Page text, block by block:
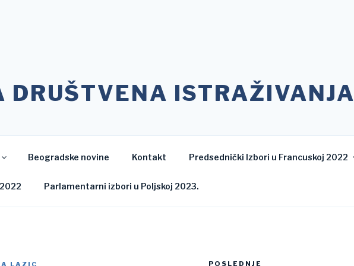
DRUŠTVENA ISTRAŽIVANJA
Beogradske novine Kontakt Predsednički Izbori u Francuskoj 2022
Parlamentarni izbori u Poljskoj 2023.
LAZIC POSLEDNJE